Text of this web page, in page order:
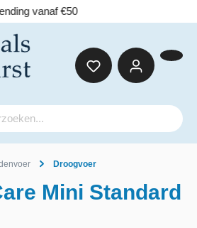
Droogvoer
Mini Standard